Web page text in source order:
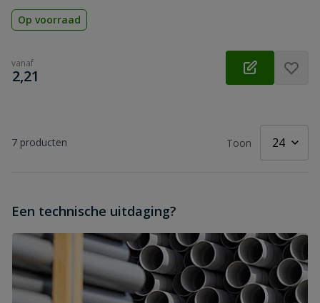
Op voorraad
vanaf
€
2,21
7 producten Toon
Een technische uitdaging?